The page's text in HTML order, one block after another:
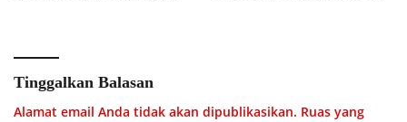
Tinggalkan Balasan
Alamat email Anda tidak akan dipublikasikan. Ruas yang